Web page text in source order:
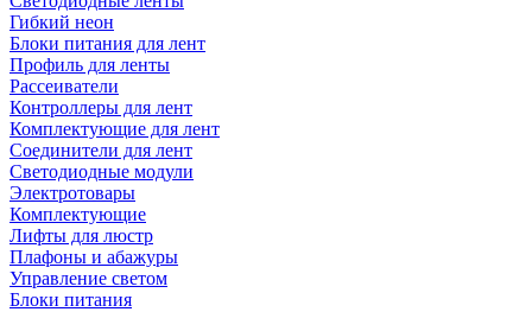
Гибкий неон
Блоки питания для лент
Профиль для ленты
Рассеиватели
Контроллеры для лент
Комплектующие для лент
Соединители для лент
Светодиодные модули
Электротовары
Комплектующие
Лифты для люстр
Плафоны и абажуры
Управление светом
Блоки питания